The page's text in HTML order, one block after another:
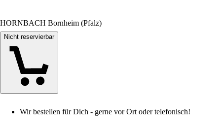
HORNBACH Bornheim (Pfalz)
Nicht reservierbar
Wir bestellen für Dich - gerne vor Ort oder telefonisch!